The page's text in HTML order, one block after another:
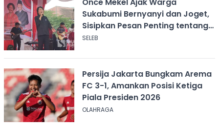
Sukabumi Bernyanyi dan Joget,
Sisipkan Pesan Penting tentang
ASI
SELEB
Persija Jakarta Bungkam Arema
FC 3-1, Amankan Posisi Ketiga
Piala Presiden 2026
OLAHRAGA